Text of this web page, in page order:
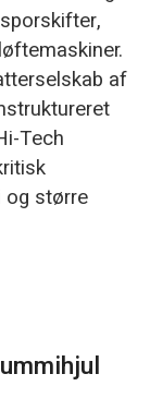
af
Tech
og større